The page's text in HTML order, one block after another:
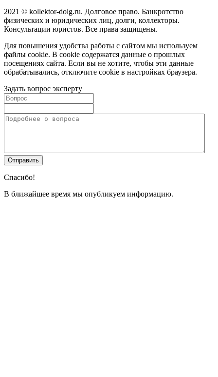
2021 © kollektor-dolg.ru. Долговое право. Банкротство
физических и юридических лиц, долги, коллекторы.
Консультации юристов. Все права защищены.
Для повышения удобства работы с сайтом мы используем
файлы cookie. В cookie содержатся данные о прошлых
посещениях сайта. Если вы не хотите, чтобы эти данные
обрабатывались, отключите cookie в настройках браузера.
Задать вопрос эксперту
Спасибо!
В ближайшее время мы опубликуем информацию.